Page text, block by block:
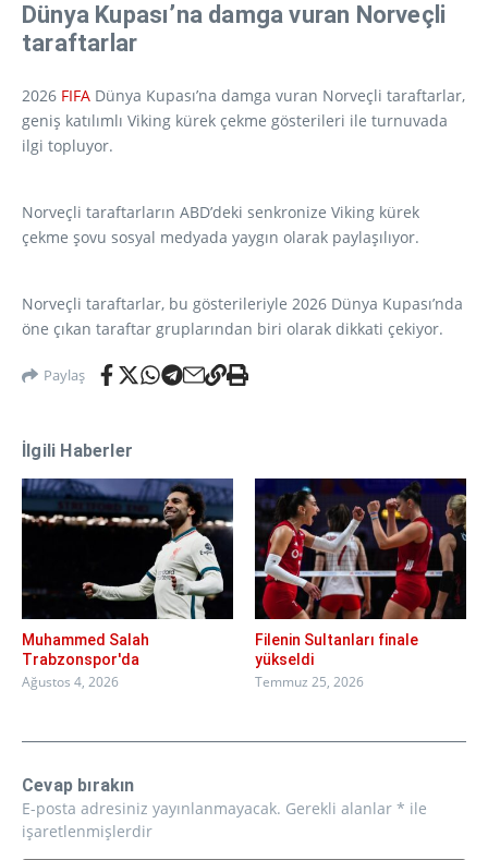
Dünya Kupası’na damga vuran Norveçli
taraftarlar
2026 FIFA Dünya Kupası’na damga vuran Norveçli taraftarlar,
geniş katılımlı Viking kürek çekme gösterileri ile turnuvada
ilgi topluyor.
Norveçli taraftarların ABD’deki senkronize Viking kürek
çekme şovu sosyal medyada yaygın olarak paylaşılıyor.
Norveçli taraftarlar, bu gösterileriyle 2026 Dünya Kupası’nda
öne çıkan taraftar gruplarından biri olarak dikkati çekiyor.
Paylaş
İlgili Haberler
Muhammed Salah
Trabzonspor'da
Ağustos 4, 2026
Filenin Sultanları finale
yükseldi
Temmuz 25, 2026
Cevap bırakın
E-posta adresiniz yayınlanmayacak. Gerekli alanlar * ile
işaretlenmişlerdir